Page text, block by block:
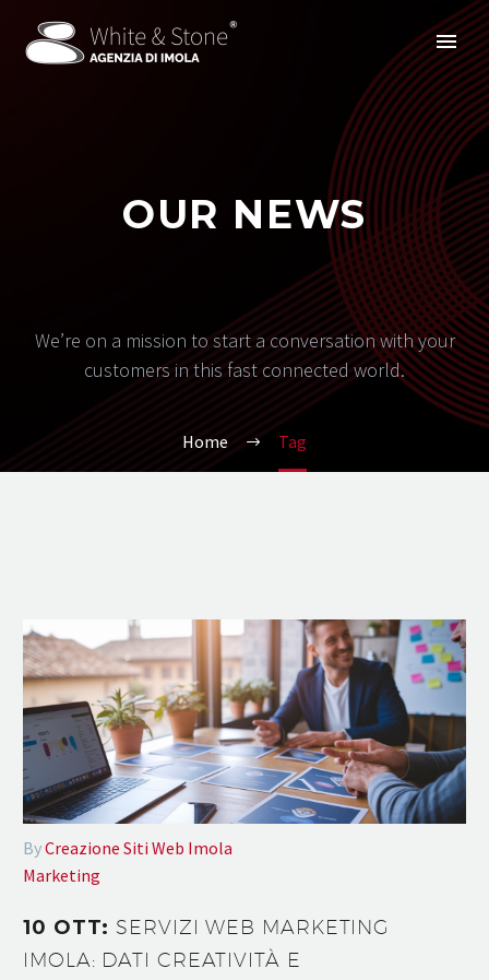
OUR NEWS
We’re on a mission to start a conversation with your
customers in this fast connected world.
Home Tag
ByCreazione Siti Web Imola
Marketing
10 OTT: SERVIZI WEB MARKETING
IMOLA: DATI CREATIVITÀ E